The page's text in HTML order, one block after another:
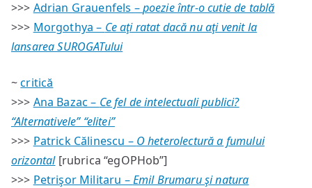
>>> Adrian Grauenfels –poezie într-o cutie de tablă
>>> Morgothya – Ce aţi ratat dacă nu aţi venit la
lansarea SUROGATului
~critică
>>> Ana Bazac – Ce fel de intelectuali publici?
“Alternativele” “elitei”
>>> Patrick Călinescu – O heterolectură a fumului
orizontal[rubrica “egOPHob”]
>>> Petrişor Militaru –Emil Brumaru şi natura